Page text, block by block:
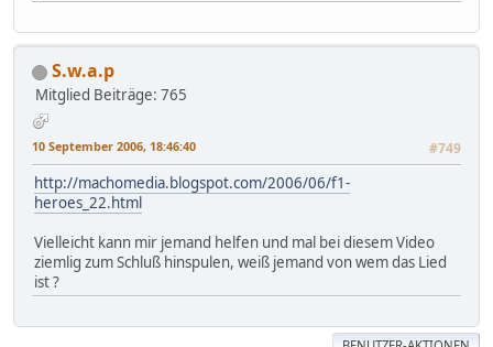
S.w.a.p
Mitglied Beiträge: 765
10 September 2006, 18:46:40 #749
http://machomedia.blogspot.com/2006/06/f1-
heroes_22.html
Vielleicht kann mir jemand helfen und mal bei diesem Video
ziemlig zum Schluß hinspulen, weiß jemand von wem das Lied
ist ?